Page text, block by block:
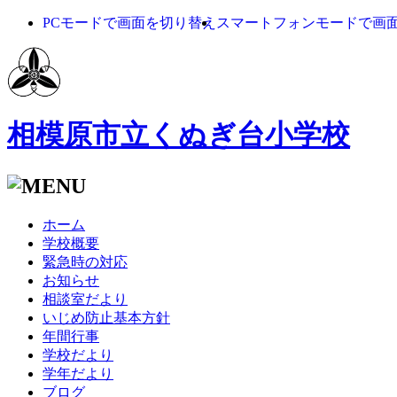
PCモードで画面を切り替え スマートフォンモードで画
相模原市立くぬぎ台小学校
ホーム
学校概要
緊急時の対応
お知らせ
相談室だより
いじめ防止基本方針
年間行事
学校だより
学年だより
ブログ